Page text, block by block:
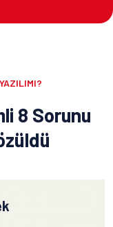
8 Sorunu